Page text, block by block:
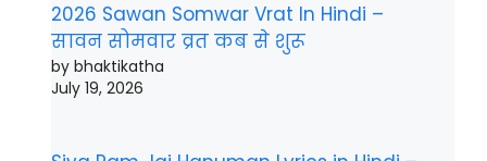
2026 Sawan Somwar Vrat In Hindi –
सावन सोमवार व्रत कब से शुरू
by bhaktikatha
July 19, 2026